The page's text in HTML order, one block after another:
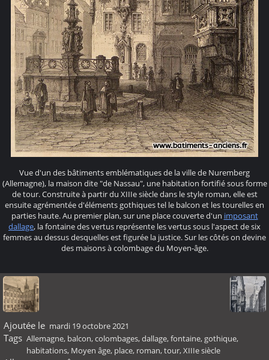
Vue d'un des bâtiments emblématiques de la ville de Nuremberg
(Allemagne), la maison dite "de Nassau", une habitation fortifié sous forme
de tour. Construite à partir du XIIIe siècle dans le style roman, elle est
ensuite agrémentée d'éléments gothiques tel le balcon et les tourelles en
parties haute. Au premier plan, sur une place couverte d'un imposant
dallage, la fontaine des vertus représente les vertus sous l'aspect de six
femmes au dessus desquelles est figurée la justice. Sur les côtés on devine
des maisons à colombage du Moyen-âge.
Ajoutée le mardi 19 octobre 2021
Tags Allemagne, balcon,colombages,dallage,fontaine, gothique,
habitations, Moyen âge, place, roman,tour,XIIIe siècle